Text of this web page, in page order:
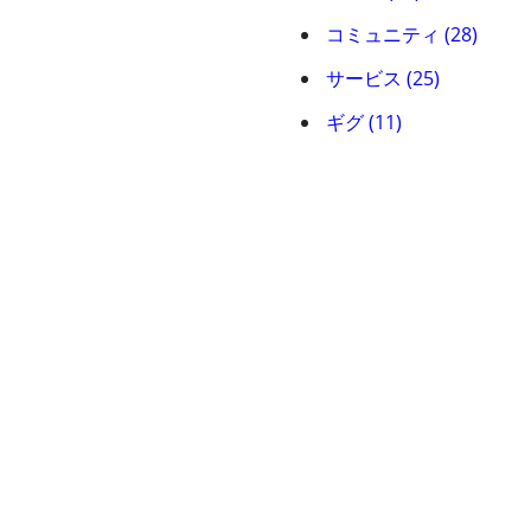
コミュニティ (28)
サービス (25)
ギグ (11)